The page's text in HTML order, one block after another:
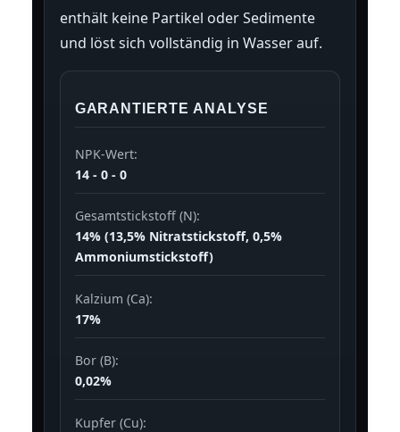
enthält keine Partikel oder Sedimente
und löst sich vollständig in Wasser auf.
GARANTIERTE ANALYSE
NPK-Wert:
14 - 0 - 0
Gesamtstickstoff (N):
14% (13,5% Nitratstickstoff, 0,5%
Ammoniumstickstoff)
Kalzium (Ca):
17%
Bor (B):
0,02%
Kupfer (Cu):